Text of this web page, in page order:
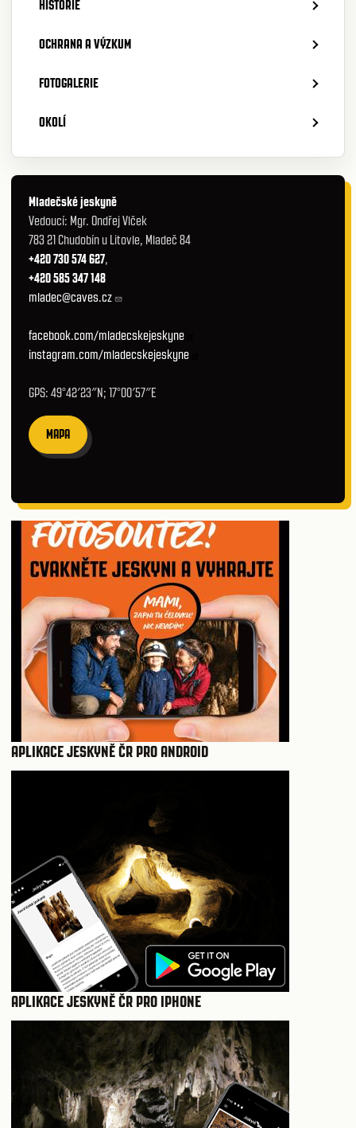
HISTORIE
OCHRANA A VÝZKUM
FOTOGALERIE
OKOLÍ
Mladečské jeskyně
Vedoucí: Mgr. Ondřej Vlček
783 21 Chudobín u Litovle, Mladeč 84
+420 730 574 627,
+420 585 347 148
mladec@caves.cz
facebook.com/mladecskejeskyne
instagram.com/mladecskejeskyne
GPS: 49°42′23″N; 17°00′57″E
MAPA
APLIKACE JESKYNĚ ČR PRO ANDROID
APLIKACE JESKYNĚ ČR PRO IPHONE